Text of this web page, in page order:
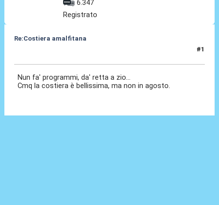
6.347
Registrato
Re:Costiera amalfitana
#1
Nun fa' programmi, da' retta a zio...
Cmq la costiera è bellissima, ma non in agosto.